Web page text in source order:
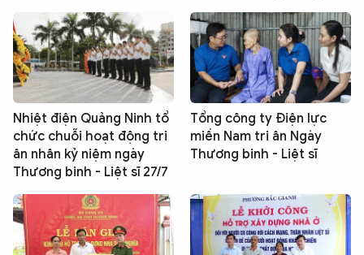
Nhiệt điện Quảng Ninh tổ
chức chuỗi hoạt động tri
ân nhân kỷ niệm ngày
Thương binh - Liệt sĩ 27/7
Tổng công ty Điện lực
miền Nam tri ân Ngày
Thương binh - Liệt sĩ